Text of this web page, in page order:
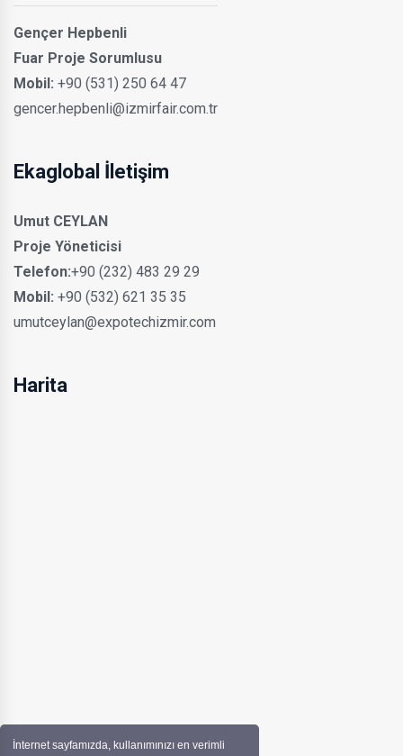
İnternet sayfamızda, kullanımınızı en verimli
Gençer Hepbenli
Fuar Proje Sorumlusu
Mobil: +90 (531) 250 64 47
gencer.hepbenli@izmirfair.com.tr
Ekaglobal İletişim
Umut CEYLAN
Proje Yöneticisi
Telefon:+90 (232) 483 29 29
Mobil: +90 (532) 621 35 35
umutceylan@expotechizmir.com
Harita